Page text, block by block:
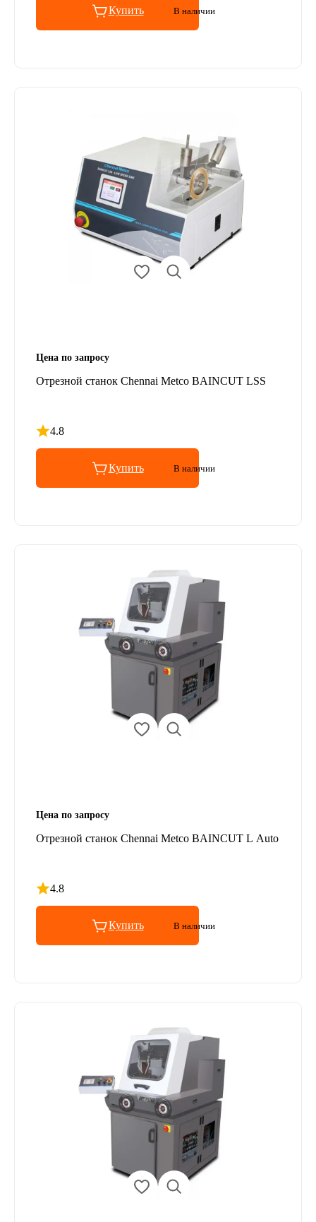
Купить В наличии
Цена по запросу
Отрезной станок Chennai Metco BAINCUT LSS
4.8
Рейтинг 4.8 из 5
Купить В наличии
Цена по запросу
Отрезной станок Chennai Metco BAINCUT L Auto
4.8
Рейтинг 4.8 из 5
Купить В наличии